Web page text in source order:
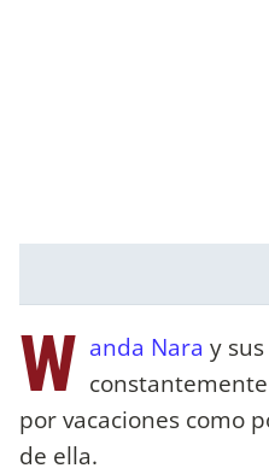
W anda Nara y
por vacaciones como
de ella.